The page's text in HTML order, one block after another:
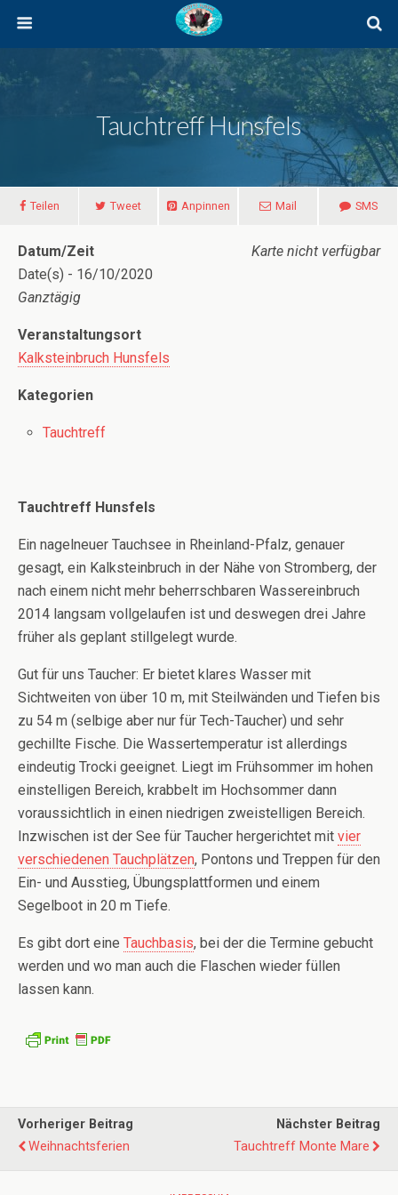
Tauchtreff Hunsfels
Teilen Tweet Anpinnen Mail SMS
Karte nicht verfügbar
Datum/Zeit
Date(s) - 16/10/2020
Ganztägig
Veranstaltungsort
Kalksteinbruch Hunsfels
Kategorien
Tauchtreff
Tauchtreff Hunsfels
Ein nagelneuer Tauchsee in Rheinland-Pfalz, genauer
gesagt, ein Kalksteinbruch in der Nähe von Stromberg, der
nach einem nicht mehr beherrschbaren Wassereinbruch
2014 langsam vollgelaufen ist und deswegen drei Jahre
früher als geplant stillgelegt wurde.
Gut für uns Taucher: Er bietet klares Wasser mit
Sichtweiten von über 10 m, mit Steilwänden und Tiefen bis
zu 54 m (selbige aber nur für Tech-Taucher) und sehr
gechillte Fische. Die Wassertemperatur ist allerdings
eindeutig Trocki geeignet. Liegt im Frühsommer im hohen
einstelligen Bereich, krabbelt im Hochsommer dann
voraussichtlich in einen niedrigen zweistelligen Bereich.
Inzwischen ist der See für Taucher hergerichtet mit vier
verschiedenen Tauchplätzen, Pontons und Treppen für den
Ein- und Ausstieg, Übungsplattformen und einem
Segelboot in 20 m Tiefe.
Es gibt dort eine Tauchbasis, bei der die Termine gebucht
werden und wo man auch die Flaschen wieder füllen
lassen kann.
Vorheriger Beitrag
Weihnachtsferien
Nächster Beitrag
Tauchtreff Monte Mare